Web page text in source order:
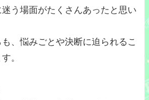
う場面がたくさんあったと思い
、悩みごとや決断に迫られるこ
。